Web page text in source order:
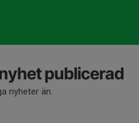
publicerad
nyheter än.